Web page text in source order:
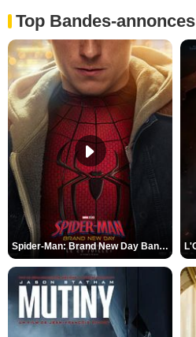
Top Bandes-annonces
Spider-Man: Brand New Day Bande-annonce VO STFR